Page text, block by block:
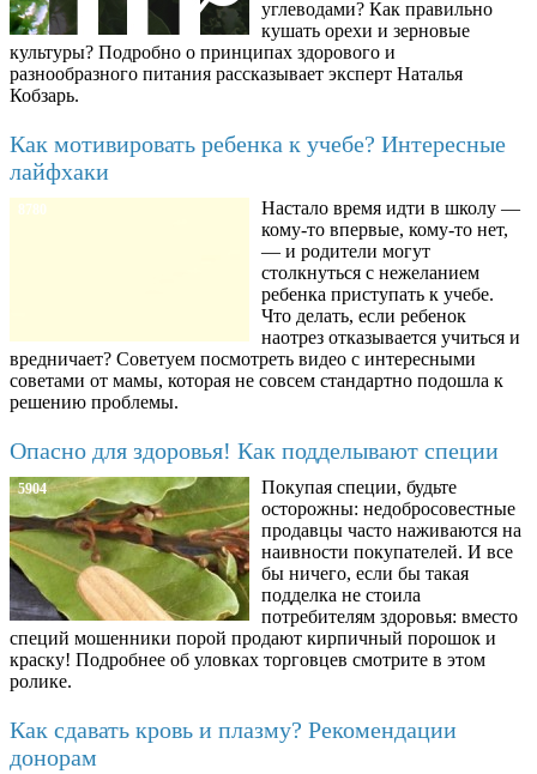
углеводами? Как правильно
кушать орехи и зерновые
культуры? Подробно о принципах здорового и
разнообразного питания рассказывает эксперт Наталья
Кобзарь.
Как мотивировать ребенка к учебе? Интересные
лайфхаки
8780
Настало время идти в школу —
кому-то впервые, кому-то нет,
— и родители могут
столкнуться с нежеланием
ребенка приступать к учебе.
Что делать, если ребенок
наотрез отказывается учиться и
вредничает? Советуем посмотреть видео с интересными
советами от мамы, которая не совсем стандартно подошла к
решению проблемы.
Опасно для здоровья! Как подделывают специи
5904
Покупая специи, будьте
осторожны: недобросовестные
продавцы часто наживаются на
наивности покупателей. И все
бы ничего, если бы такая
подделка не стоила
потребителям здоровья: вместо
специй мошенники порой продают кирпичный порошок и
краску! Подробнее об уловках торговцев смотрите в этом
ролике.
Как сдавать кровь и плазму? Рекомендации
донорам